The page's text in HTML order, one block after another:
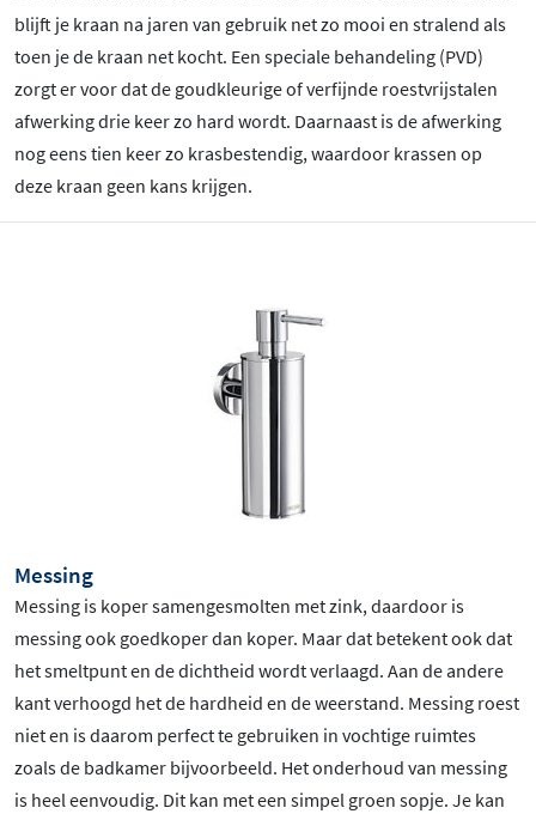
blijft je kraan na jaren van gebruik net zo mooi en stralend als
toen je de kraan net kocht. Een speciale behandeling (PVD)
zorgt er voor dat de goudkleurige of verfijnde roestvrijstalen
afwerking drie keer zo hard wordt. Daarnaast is de afwerking
nog eens tien keer zo krasbestendig, waardoor krassen op
deze kraan geen kans krijgen.
Messing
Messing is koper samengesmolten met zink, daardoor is
messing ook goedkoper dan koper. Maar dat betekent ook dat
het smeltpunt en de dichtheid wordt verlaagd. Aan de andere
kant verhoogd het de hardheid en de weerstand. Messing roest
niet en is daarom perfect te gebruiken in vochtige ruimtes
zoals de badkamer bijvoorbeeld. Het onderhoud van messing
is heel eenvoudig. Dit kan met een simpel groen sopje. Je kan